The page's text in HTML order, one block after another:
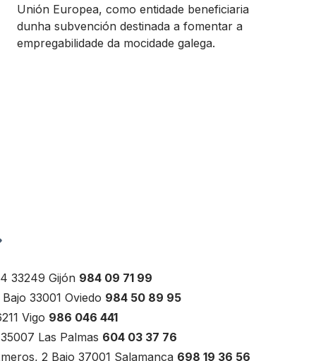
Unión Europea, como entidade beneficiaria
dunha subvención destinada a fomentar a
empregabilidade da mocidade galega.
33249 Gijón 984 09 71 99
33001 Oviedo 984 50 89 95
Vigo 986 046 441
Las Palmas 604 03 37 76
2 Bajo 37001 Salamanca 698 19 36 56